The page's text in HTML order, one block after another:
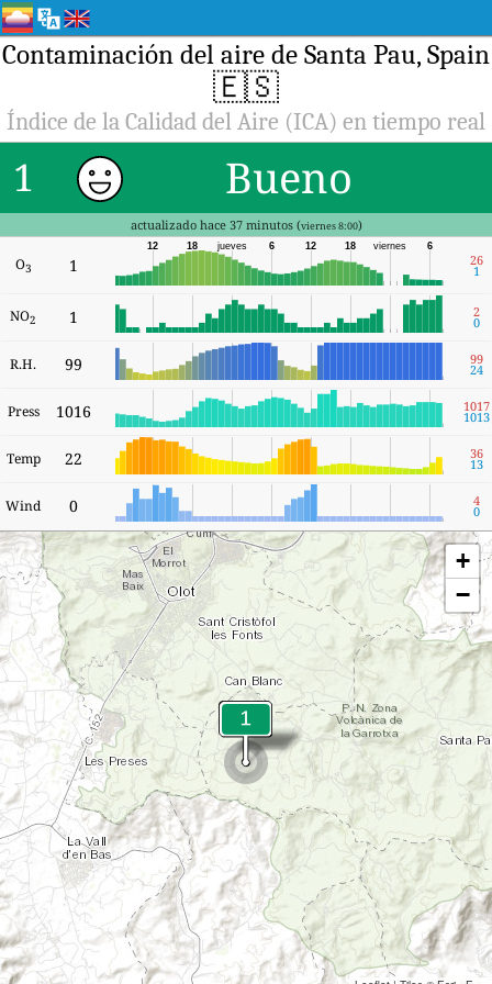
Contaminación del aire de Santa Pau, Spain
🇪🇸
Índice de la Calidad del Aire (ICA) en tiempo real
1 Bueno
actualizado hace 37 minutos (viernes 8:00)
O3 1
6
viernes
18
12
6
jueves
18
12
26
1
NO2 1 2
0
R.H. 99 99
24
Press 1016 1017
1013
Temp 22 36
13
Wind 0 4
0
+
−